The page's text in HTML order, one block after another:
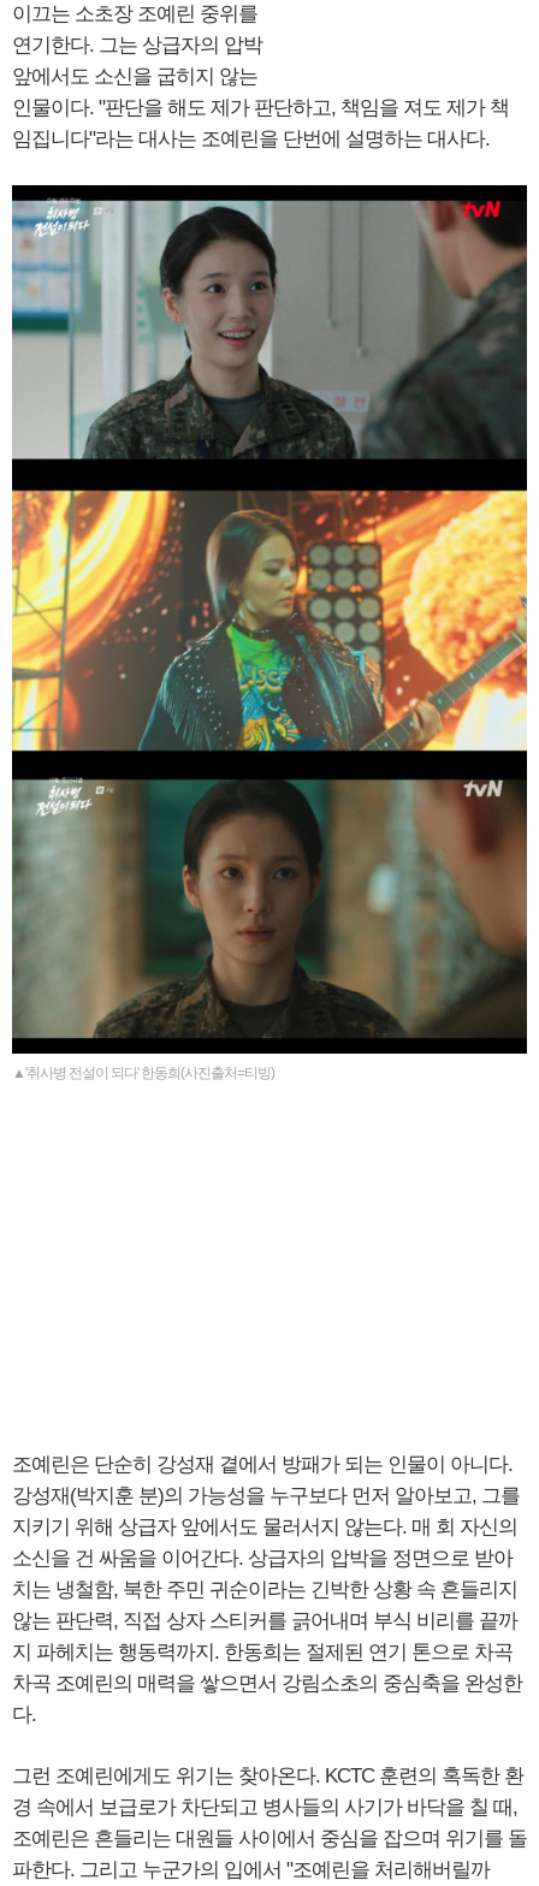
이끄는 소초장 조예린 중위를
연기한다. 그는 상급자의 압박
앞에서도 소신을 굽히지 않는
인물이다. "판단을 해도 제가 판단하고, 책임을 져도 제가 책
임집니다"라는 대사는 조예린을 단번에 설명하는 대사다.
▲'취사병 전설이 되다' 한동희(사진출처=티빙)
조예린은 단순히 강성재 곁에서 방패가 되는 인물이 아니다.
강성재(박지훈 분)의 가능성을 누구보다 먼저 알아보고, 그를
지키기 위해 상급자 앞에서도 물러서지 않는다. 매 회 자신의
소신을 건 싸움을 이어간다. 상급자의 압박을 정면으로 받아
치는 냉철함, 북한 주민 귀순이라는 긴박한 상황 속 흔들리지
않는 판단력, 직접 상자 스티커를 긁어내며 부식 비리를 끝까
지 파헤치는 행동력까지. 한동희는 절제된 연기 톤으로 차곡
차곡 조예린의 매력을 쌓으면서 강림소초의 중심축을 완성한
다.
그런 조예린에게도 위기는 찾아온다. KCTC 훈련의 혹독한 환
경 속에서 보급로가 차단되고 병사들의 사기가 바닥을 칠 때,
조예린은 흔들리는 대원들 사이에서 중심을 잡으며 위기를 돌
파한다. 그리고 누군가의 입에서 "조예린을 처리해버릴까